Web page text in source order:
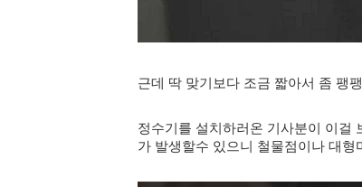
근데 딱 맞기보다 조금 짧아서 좀 팽
정수기를 설치하러온 기사분이 이걸
가 발생할수 있으니 철물점이나 대